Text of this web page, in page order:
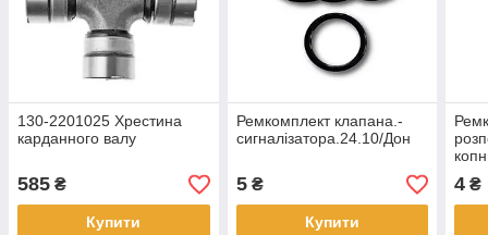
130-2201025 Хрестина
карданного валу
585 ₴
Купити
Ремкомплект клапана.-
сигналізатора.24.10/Дон
5₴
Купити
4 ₴